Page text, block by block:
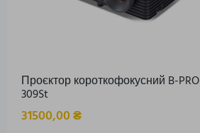
Проєктор короткофокусний B-PRO
309St
31500,00₴